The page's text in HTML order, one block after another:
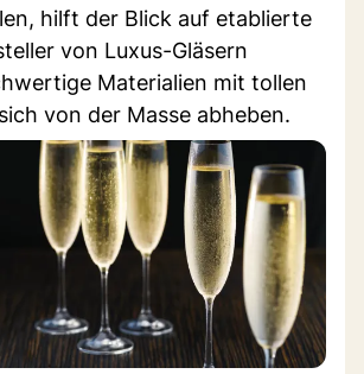
hilft der Blick auf etablierte
von Luxus-Gläsern
Materialien mit tollen
von der Masse abheben.